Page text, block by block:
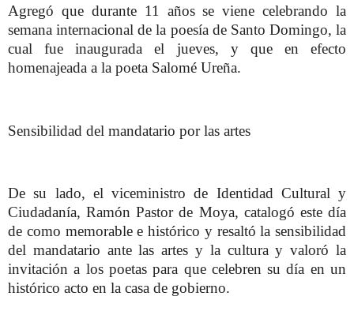
Agregó que durante 11 años se viene celebrando la
semana internacional de la poesía de Santo Domingo, la
cual fue inaugurada el jueves, y que en efecto
homenajeada a la poeta Salomé Ureña.
Sensibilidad del mandatario por las artes
De su lado, el viceministro de Identidad Cultural y
Ciudadanía, Ramón Pastor de Moya, catalogó este día
de como memorable e histórico y resaltó la sensibilidad
del mandatario ante las artes y la cultura y valoró la
invitación a los poetas para que celebren su día en un
histórico acto en la casa de gobierno.